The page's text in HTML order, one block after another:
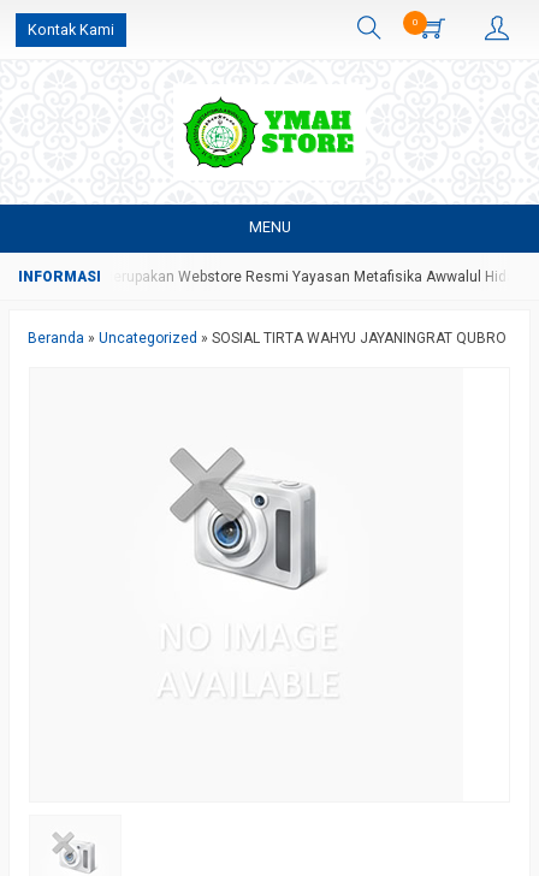
Kontak Kami 0
MENU
Yang Merupakan Webstore Resmi Yayasan Metafisika Awwalul Hidayah
Beranda » Uncategorized » SOSIAL TIRTA WAHYU JAYANINGRAT QUBRO